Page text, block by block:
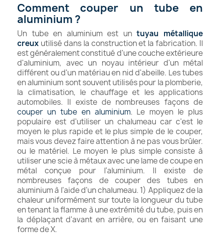
Comment couper un tube en
aluminium ?
Un tube en aluminium est untuyau métallique
creux utilisé dans la construction et la fabrication. Il
est généralement constitué d'une couche extérieure
d'aluminium, avec un noyau intérieur d'un métal
différent ou d'un matériau en nid d'abeille. Les tubes
en aluminium sont souvent utilisés pour la plomberie,
la climatisation, le chauffage et les applications
automobiles. Il existe de nombreuses façons de
couper un tube en aluminium. Le moyen le plus
populaire est d'utiliser un chalumeau car c'est le
moyen le plus rapide et le plus simple de le couper,
mais vous devez faire attention à ne pas vous brûler.
ou le matériel. Le moyen le plus simple consiste à
utiliser une scie à métaux avec une lame de coupe en
métal conçue pour l'aluminium. Il existe de
nombreuses façons de couper des tubes en
aluminium à l'aide d'un chalumeau. 1) Appliquez de la
chaleur uniformément sur toute la longueur du tube
en tenant la flamme à une extrémité du tube, puis en
la déplaçant d'avant en arrière, ou en faisant une
forme de X.